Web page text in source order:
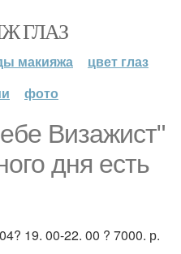
ГЛАЗ
макияжа
цвет глаз
фото
Визажист"
дня есть
19. 00-22. 00 ? 7000. р.